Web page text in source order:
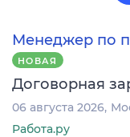
Менеджер по
НОВАЯ
Договорная
06 августа 2026
Работа.ру